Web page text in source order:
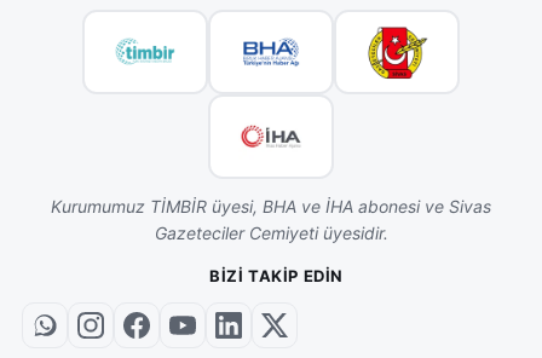
Kurumumuz TİMBİR üyesi, BHA ve İHA abonesi ve Sivas
Gazeteciler Cemiyeti üyesidir.
BIZI TAKIP EDIN